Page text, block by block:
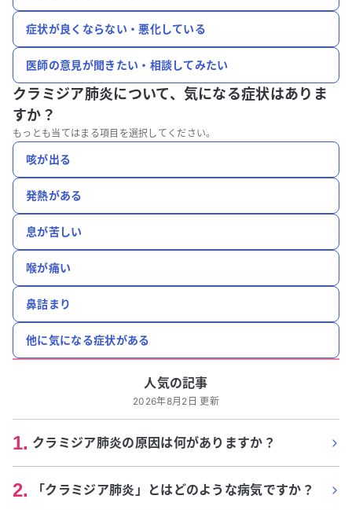
症状が良くならない・悪化している
医師の意見が聞きたい・相談してみたい
クラミジア肺炎について、 気になる症状はありま
すか？
もっとも当てはまる項目を選択してください。
咳が出る
発熱がある
息が苦しい
喉が痛い
鼻詰まり
他に気になる症状がある
人気の記事
2026年8月2日 更新
1. クラミジア肺炎の原因は何がありますか？
2. 「クラミジア肺炎」とはどのような病気ですか？